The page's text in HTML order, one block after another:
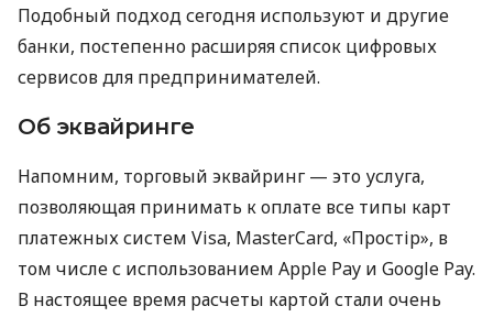
Подобный подход сегодня используют и другие
банки, постепенно расширяя список цифровых
сервисов для предпринимателей.
Об эквайринге
Напомним, торговый эквайринг — это услуга,
позволяющая принимать к оплате все типы карт
платежных систем Visa, MasterCard, «Простір», в
том числе с использованием Apple Pay и Google Pay.
В настоящее время расчеты картой стали очень